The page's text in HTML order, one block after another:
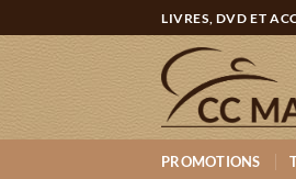
au
LIVRES, DVD ET
PROMOTIONS